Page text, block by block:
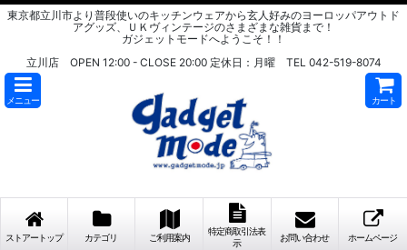
東京都立川市より普段使いのキッチンウェアから玄人好みのヨーロッパアウトド
アグッズ、ＵＫヴィンテージのさまざまな雑貨まで！
ガジェットモードへようこそ！！
立川店 OPEN 12:00 - CLOSE 20:00 定休日：月曜 TEL 042-519-8074
メニュー カート
ストアートップ カテゴリ ご利用案内
特定商取引法表
示
お問い合わせ ホームページ